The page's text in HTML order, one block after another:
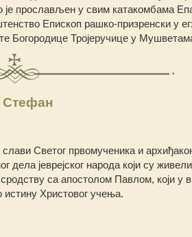
прослављен у свим катакомбама
Епископ рашко-призренски у
Богородице Тројеручице у
Стефан
Светог првомученика и
дела јеврејског народа који су
са апостолом Павлом, који у
истину Христовог учења.